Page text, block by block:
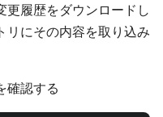
更履歴をダウンロードし
リにその内容を取り込み
確認する